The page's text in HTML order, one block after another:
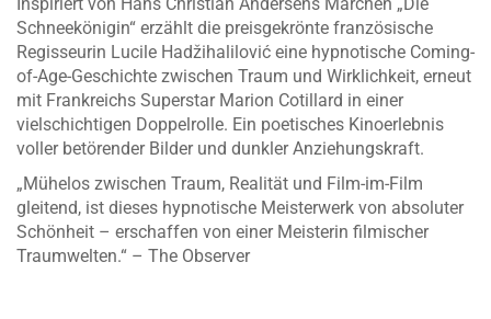
Schneekönigin“ erzählt die preisgekrönte französische
Regisseurin Lucile Hadžihalilović eine hypnotische Coming-
of-Age-Geschichte zwischen Traum und Wirklichkeit, erneut
mit Frankreichs Superstar Marion Cotillard in einer
vielschichtigen Doppelrolle. Ein poetisches Kinoerlebnis
voller betörender Bilder und dunkler Anziehungskraft.
„Mühelos zwischen Traum, Realität und Film-im-Film
gleitend, ist dieses hypnotische Meisterwerk von absoluter
Schönheit – erschaffen von einer Meisterin filmischer
Traumwelten.“ – The Observer